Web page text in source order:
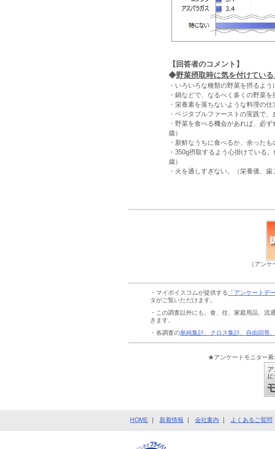
【回答者のコメント】
◆野菜摂取時に気を付けている
・いろいろな種類の野菜を摂るよう
・鍋などで、なるべく多くの野菜
・栄養素を落ちないような料理の
・ベジタブルファーストの実践で
・野菜を食べる機会があれば、必
歳）
・新鮮なうちに食べるか、余った
・350g摂取するよう心掛けている
歳）
・火を通しすぎない。（栄養価、
（アン
・マイボイスコムが提供する 「アンケートデ
タがご覧いただけます。
・この調査以外にも、食、住、家庭用品、流
きます。
・各調査の単純集計、クロス集計、自由回答
★アンケートモニター募
HOME 新着情報 会社案内 よくあるご質問